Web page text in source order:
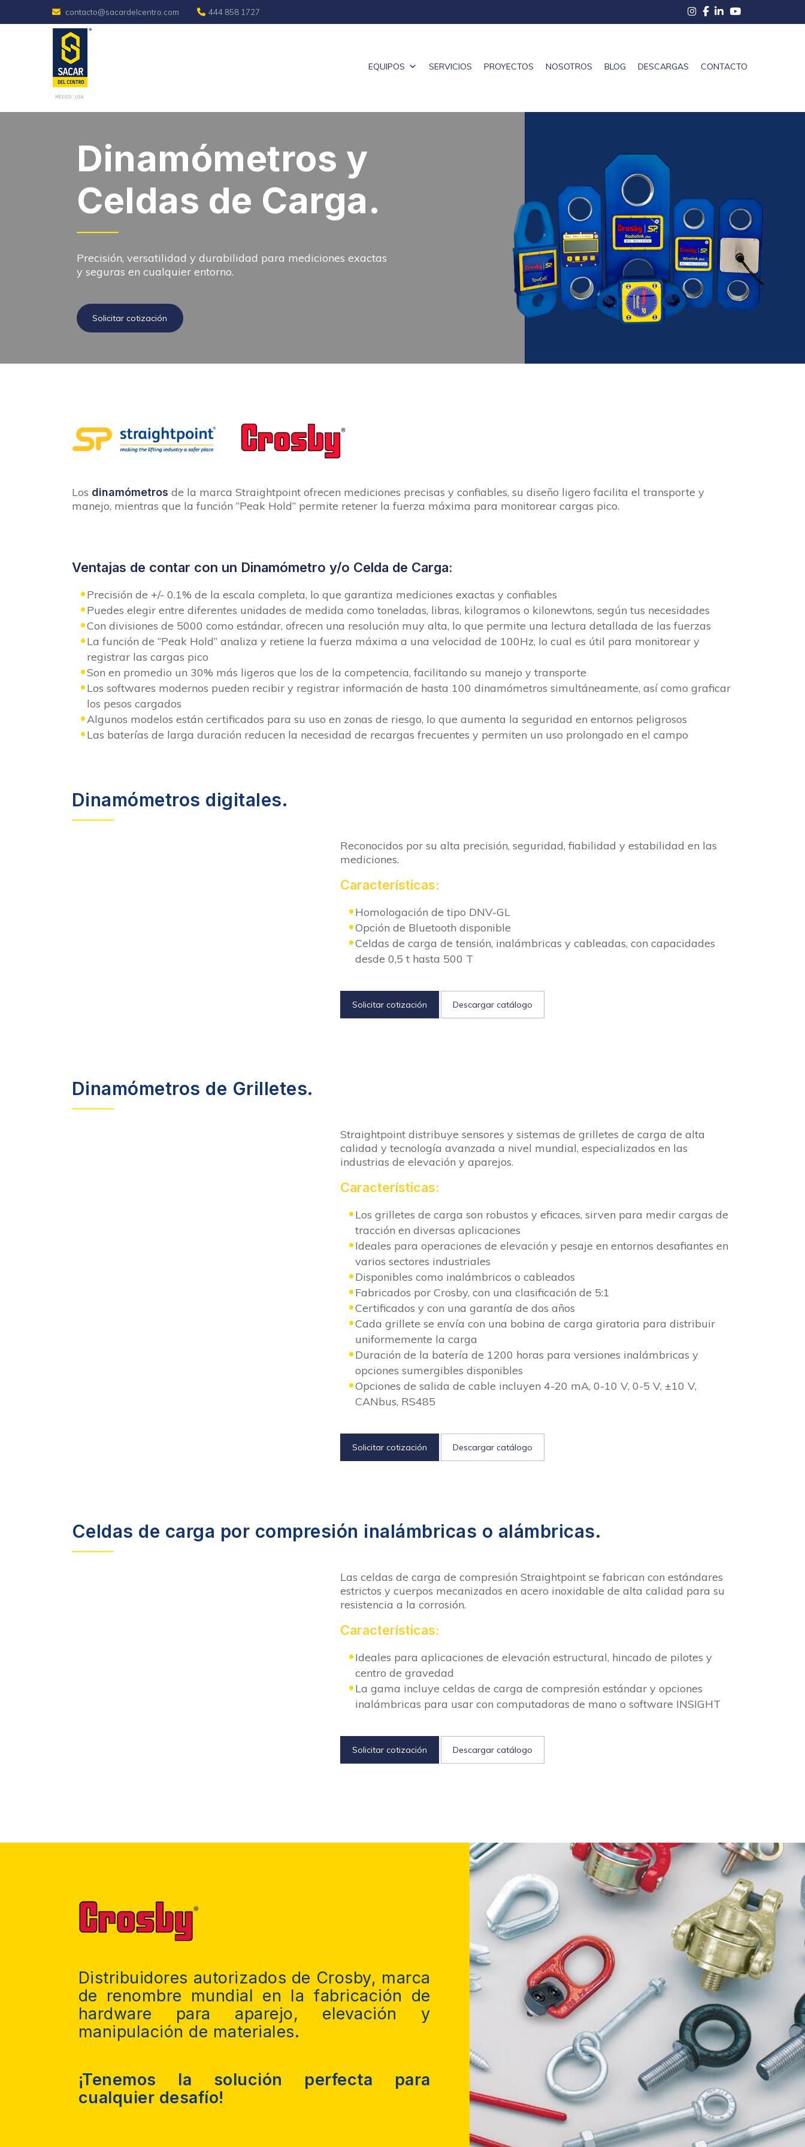
contacto@sacardelcentro.com 444 858 1727
EQUIPOS SERVICIOS PROYECTOS NOSOTROS BLOG DESCARGAS CONTACTO
Dinamómetros y
Celdas de Carga.
Precisión, versatilidad y durabilidad para mediciones exactas
y seguras en cualquier entorno.
Solicitar cotización
Los dinamómetros de la marca Straightpoint ofrecen mediciones precisas y confiables, su diseño ligero facilita el transporte y
manejo, mientras que la función “Peak Hold” permite retener la fuerza máxima para monitorear cargas pico.
Ventajas de contar con un Dinamómetro y/o Celda de Carga:
Precisión de +/- 0.1% de la escala completa, lo que garantiza mediciones exactas y confiables
Puedes elegir entre diferentes unidades de medida como toneladas, libras, kilogramos o kilonewtons, según tus necesidades
Con divisiones de 5000 como estándar, ofrecen una resolución muy alta, lo que permite una lectura detallada de las fuerzas
La función de “Peak Hold” analiza y retiene la fuerza máxima a una velocidad de 100Hz, lo cual es útil para monitorear y
registrar las cargas pico
Son en promedio un 30% más ligeros que los de la competencia, facilitando su manejo y transporte
Los softwares modernos pueden recibir y registrar información de hasta 100 dinamómetros simultáneamente, así como graficar
los pesos cargados
Algunos modelos están certificados para su uso en zonas de riesgo, lo que aumenta la seguridad en entornos peligrosos
Las baterías de larga duración reducen la necesidad de recargas frecuentes y permiten un uso prolongado en el campo
Dinamómetros digitales.
Reconocidos por su alta precisión, seguridad, fiabilidad y estabilidad en las
mediciones.
Características:
Homologación de tipo DNV-GL
Opción de Bluetooth disponible
Celdas de carga de tensión, inalámbricas y cableadas, con capacidades
desde 0,5 t hasta 500 T
Solicitar cotización Descargar catálogo
Dinamómetros de Grilletes.
Straightpoint distribuye sensores y sistemas de grilletes de carga de alta
calidad y tecnología avanzada a nivel mundial, especializados en las
industrias de elevación y aparejos.
Características:
Los grilletes de carga son robustos y eficaces, sirven para medir cargas de
tracción en diversas aplicaciones
Ideales para operaciones de elevación y pesaje en entornos desafiantes en
varios sectores industriales
Disponibles como inalámbricos o cableados
Fabricados por Crosby, con una clasificación de 5:1
Certificados y con una garantía de dos años
Cada grillete se envía con una bobina de carga giratoria para distribuir
uniformemente la carga
Duración de la batería de 1200 horas para versiones inalámbricas y
opciones sumergibles disponibles
Opciones de salida de cable incluyen 4-20 mA, 0-10 V, 0-5 V, ±10 V,
CANbus, RS485
Solicitar cotización Descargar catálogo
Celdas de carga por compresión inalámbricas o alámbricas.
Las celdas de carga de compresión Straightpoint se fabrican con estándares
estrictos y cuerpos mecanizados en acero inoxidable de alta calidad para su
resistencia a la corrosión.
Características:
Ideales para aplicaciones de elevación estructural, hincado de pilotes y
centro de gravedad
La gama incluye celdas de carga de compresión estándar y opciones
inalámbricas para usar con computadoras de mano o software INSIGHT
Solicitar cotización Descargar catálogo
Distribuidores autorizados de Crosby, marca
de renombre mundial en la fabricación de
hardware para aparejo, elevación y
manipulación de materiales.
¡Tenemos la solución perfecta para
cualquier desafío!